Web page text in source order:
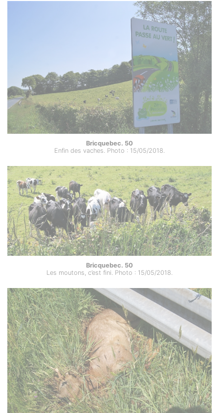
Bricquebec. 50
Enfin des vaches. Photo : 15/05/2018.
Bricquebec. 50
Les moutons, c’est fini. Photo : 15/05/2018.